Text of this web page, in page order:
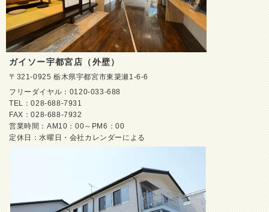
ガイソー宇都宮店（外壁）
〒321-0925 栃木県宇都宮市東簗瀬1-6-6
フリーダイヤル：0120-033-688
TEL：028-688-7931
FAX：028-688-7932
営業時間：AM10：00～PM6：00
定休日：水曜日・会社カレンダーによる